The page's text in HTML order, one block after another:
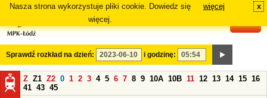
Nasza strona wykorzystuje pliki cookie. Dowiedz się
więcej.
więcej x
Sprawdź rozkład na dzień: i godzinę:
Z Z1 Z2 0 1 2 3 4 5 6 7 8 9 10A 10B 11 12 13 14 15 16
41 43 45